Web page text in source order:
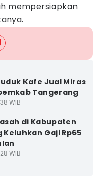
mempersiapkan
Kafe Jual Miras
Tangerang
WIB
di Kabupaten
Gaji Rp65
WIB